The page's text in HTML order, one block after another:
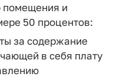
помещения и
50 процентов:
за содержание
в себя плату